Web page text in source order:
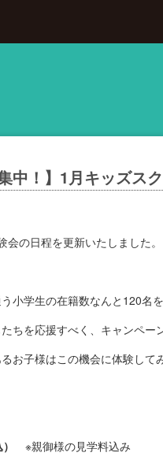
中！】1月キッズス
の日程を更新いたしました。
小学生の在籍数なんと120名
ちを応援すべく、キャンペー
お子様はこの機会に体験して
） ※親御様の見学料込み